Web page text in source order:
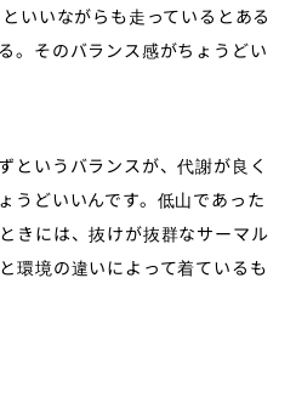
いいながらも走っているとある
。そのバランス感がちょうどい
というバランスが、代謝が良く
うどいいんです。低山であった
きには、抜けが抜群なサーマル
環境の違いによって着ているも